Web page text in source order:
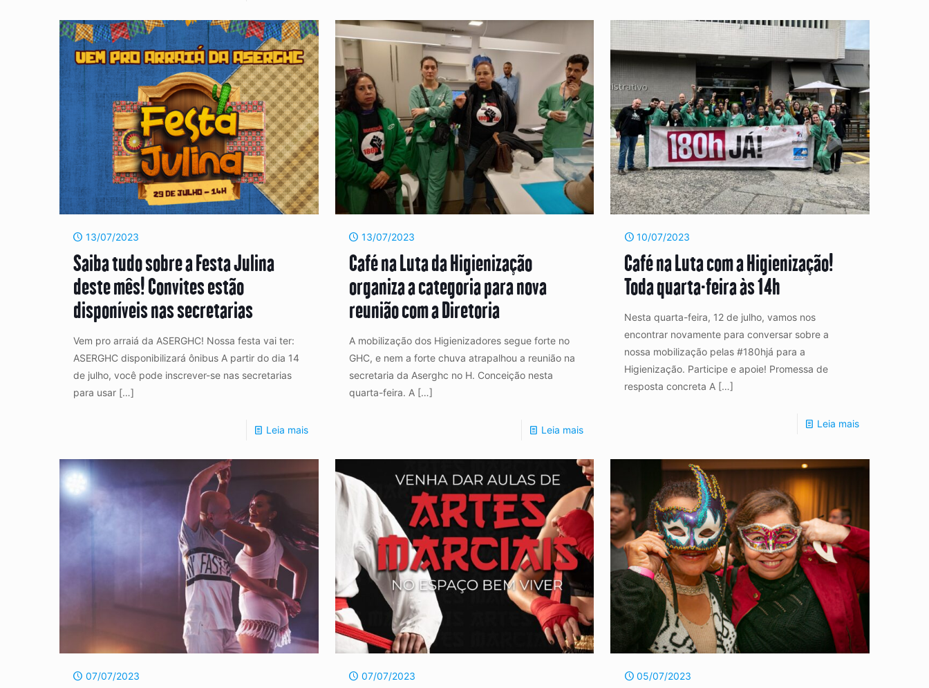
13/07/2023
Saiba tudo sobre a Festa Julina
deste mês! Convites estão
disponíveis nas secretarias
Vem pro arraiá da ASERGHC! Nossa festa vai ter:
ASERGHC disponibilizará ônibus A partir do dia 14
de julho, você pode inscrever-se nas secretarias
para usar[…]
Leia mais
13/07/2023
Café na Luta da Higienização
organiza a categoria para nova
reunião com a Diretoria
A mobilização dos Higienizadores segue forte no
GHC, e nem a forte chuva atrapalhou a reunião na
secretaria da Aserghc no H. Conceição nesta
quarta-feira. A[…]
Leia mais
10/07/2023
Café na Luta com a Higienização!
Toda quarta-feira às 14h
Nesta quarta-feira, 12 de julho, vamos nos
encontrar novamente para conversar sobre a
nossa mobilização pelas #180hjá para a
Higienização. Participe e apoie! Promessa de
resposta concreta A […]
Leia mais
07/07/2023 07/07/2023 05/07/2023